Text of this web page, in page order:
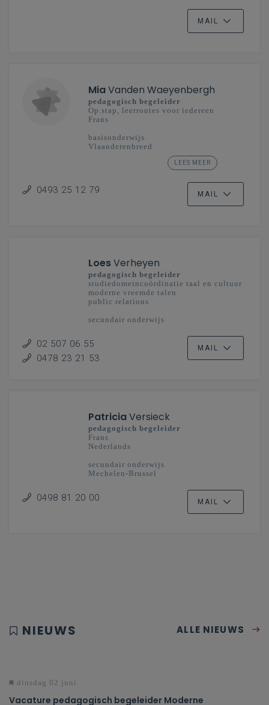
MAIL
MiaVanden Waeyenbergh
pedagogisch begeleider
Op.stap, leerroutes voor iedereen
Frans
basisonderwijs
Vlaanderenbreed
LEES MEER
0493 25 12 79 MAIL
LoesVerheyen
pedagogisch begeleider
studiedomeincoördinatie taal en cultuur
moderne vreemde talen
public relations
secundair onderwijs
02 507 06 55
0478 23 21 53
MAIL
PatriciaVersieck
pedagogisch begeleider
Frans
Nederlands
secundair onderwijs
Mechelen-Brussel
0498 81 20 00 MAIL
NIEUWS ALLE NIEUWS
dinsdag 02 juni
Vacature pedagogisch begeleider Moderne